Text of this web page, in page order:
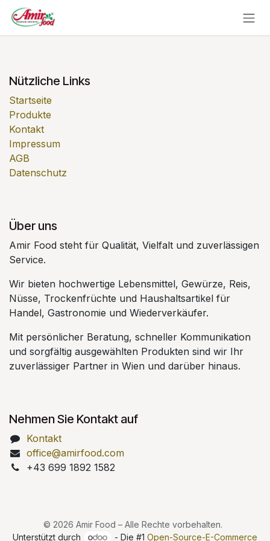
Zum Inhalt springen
Nützliche Links
Startseite
Produkte
Kontakt
Impressum
AGB
Datenschutz
Über uns
Amir Food steht für Qualität, Vielfalt und zuverlässigen
Service.
Wir bieten hochwertige Lebensmittel, Gewürze, Reis,
Nüsse, Trockenfrüchte und Haushaltsartikel für
Handel, Gastronomie und Wiederverkäufer.
Mit persönlicher Beratung, schneller Kommunikation
und sorgfältig ausgewählten Produkten sind wir Ihr
zuverlässiger Partner in Wien und darüber hinaus.
Nehmen Sie Kontakt auf
Kontakt
office@amirfood.com
+43 699 1892 1582
© 2026 Amir Food – Alle Rechte vorbehalten.
Unterstützt durch
- Die #1Open-Source-E-Commerce